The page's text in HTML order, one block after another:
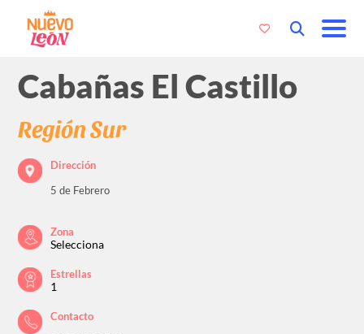
Cabañas El Castillo
Región Sur
Dirección
5 de Febrero
Zona
Selecciona
Estrellas
1
Contacto